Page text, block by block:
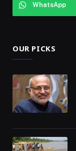
WhatsApp
OUR PICKS